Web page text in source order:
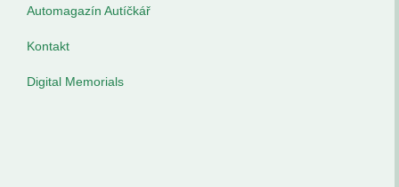
Automagazín Autíčkář
Kontakt
Digital Memorials